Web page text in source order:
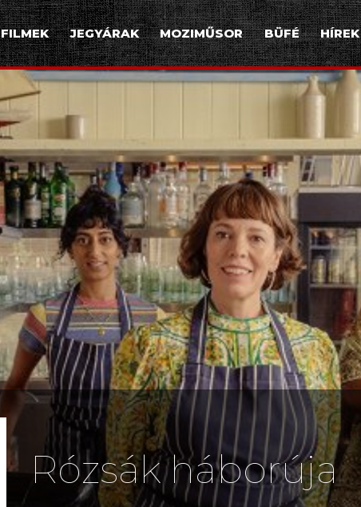
FILMEK JEGYÁRAK MOZIMŰSOR BÜFÉ HÍREK
Rózsák háborúja